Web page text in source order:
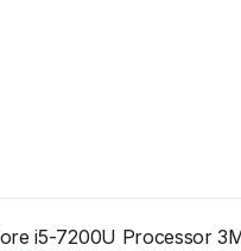
i5-7200U Processor